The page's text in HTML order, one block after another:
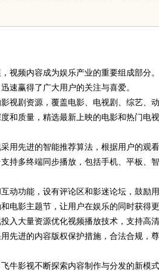
视频内容成为娱乐产业的重要组成部分
速赢得了广大用户的关注与喜爱。
影视剧资源，覆盖电影、电视剧、综艺
和质量，精选最新上映的电影和热门电
用先进的智能推荐算法，根据用户的观
持多终端同步播放，包括手机、平板、
互动功能，设有评论区和影迷论坛，鼓
电影主题节，让用户在娱乐的同时获得
入大量资源优化视频播放技术，支持高
先进的内容版权保护措施，合法合规，
牛影视不断探索内容制作与分发的新模
代材料革命